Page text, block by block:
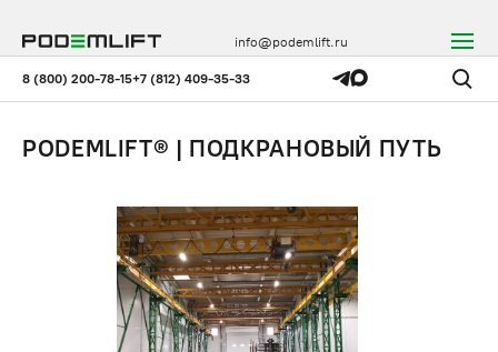
8 (800) 200-78-15+7 (812) 409-35-33
info@podemlift.ru
PODEMLIFT® | ПОДКРАНОВЫЙ ПУТЬ